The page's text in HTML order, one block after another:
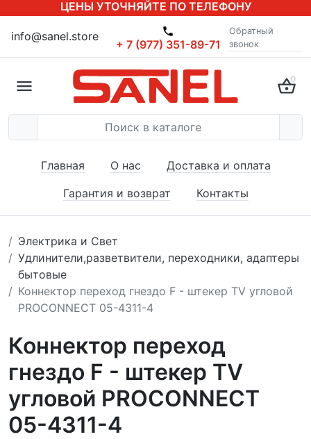
ЦЕНЫ УТОЧНЯЙТЕ ПО ТЕЛЕФОНУ
info@sanel.store
+ 7 (977) 351-89-71
Обратный
звонок
0
Главная О нас
Доставка и оплата
Гарантия и возврат
Контакты
Электрика и Свет
Удлинители,разветвители, переходники, адаптеры
бытовые
Коннектор переход гнездо F - штекер TV угловой
PROCONNECT 05-4311-4
Коннектор переход
гнездо F - штекер TV
угловой PROCONNECT
05-4311-4